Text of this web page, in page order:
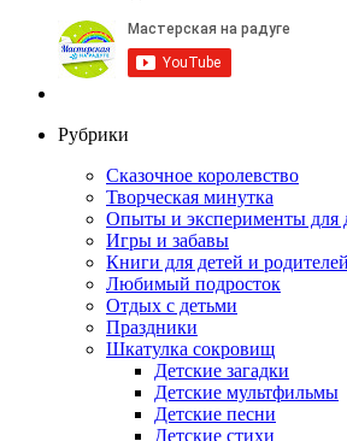
Рубрики
Сказочное королевство
Творческая минутка
Опыты и эксперименты для
Игры и забавы
Книги для детей и родителей
Любимый подросток
Отдых с детьми
Праздники
Шкатулка сокровищ
Детские загадки
Детские мультфильмы
Детские песни
Детские стихи